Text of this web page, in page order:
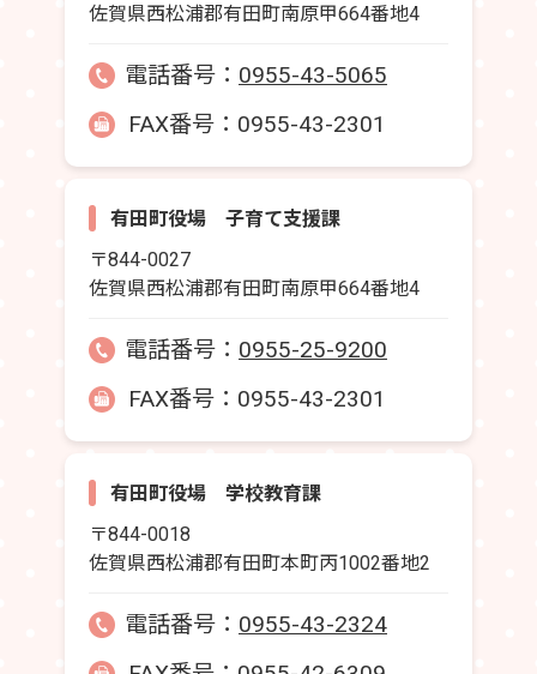
佐賀県西松浦郡有田町南原甲664番地4
電話番号： 0955-43-5065
FAX番号：0955-43-2301
有田町役場 子育て支援課
〒844-0027
佐賀県西松浦郡有田町南原甲664番地4
電話番号： 0955-25-9200
FAX番号：0955-43-2301
有田町役場 学校教育課
〒844-0018
佐賀県西松浦郡有田町本町丙1002番地2
電話番号： 0955-43-2324